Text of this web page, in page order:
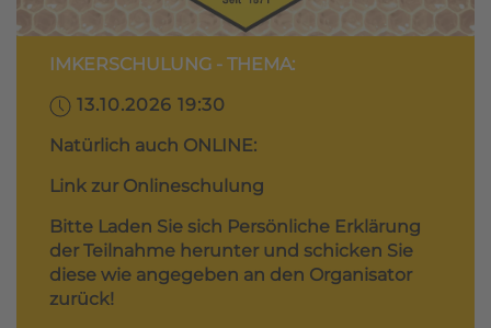
IMKERSCHULUNG - THEMA:
13.10.2026 19:30
Natürlich auch ONLINE:
Link zur Onlineschulung
Bitte Laden Sie sich Persönliche Erklärung
der Teilnahme herunter und schicken Sie
diese wie angegeben an den Organisator
zurück!